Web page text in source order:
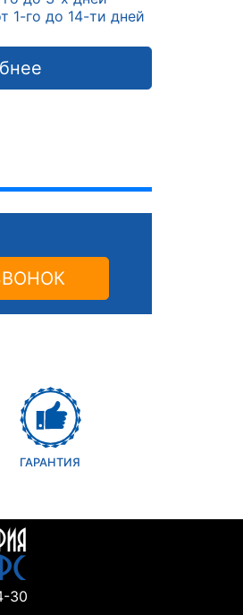
1-го до 14-ти дней
ГАРАНТИЯ
30